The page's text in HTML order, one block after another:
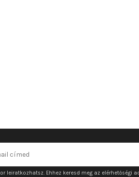
leiratkozhatsz. Ehhez keresd meg az elérhetőségi